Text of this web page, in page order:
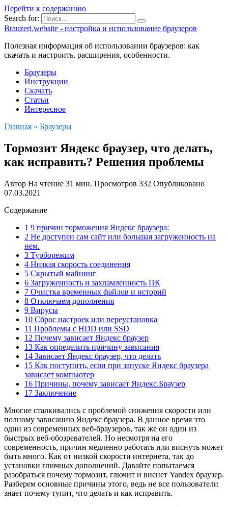
Перейти к содержанию
Search for:
Brauzeri.website - настройка и использование браузеров
Полезная информация об использовании браузеров: как
скачать и настроить, расширения, особенности.
Браузеры
Инструкции
Скачать
Статьи
Интересное
Главная » Браузеры
Тормозит Яндекс браузер, что делать,
как исправить? Решения проблемы
Автор На чтение 31 мин. Просмотров 332 Опубликовано
07.03.2021
Содержание
1 9 причин торможения Яндекс браузера:
2 Не доступен сам сайт или большая загруженность на
нем.
3 Турборежим
4 Низкая скорость соединения
5 Скрытый майнинг
6 Загруженность и захламленность ПК
7 Очистка временных файлов и историй
8 Отключаем дополнения
9 Вирусы
10 Сброс настроек или переустановка
11 Проблемы с HDD или SSD
12 Почему зависает Яндекс браузер
13 Как определить причину зависания
14 Зависает Яндекс браузер, что делать
15 Как поступить, если при запуске Яндекс браузера
зависает компьютер
16 Причины, почему зависает Яндекс.Браузер
17 Заключение
Многие сталкивались с проблемой снижения скорости или
полному зависанию Яндекс браузера. В данное время это
один из современных веб-браузеров, так же он один из
быстрых веб-обозревателей. Но несмотря на его
современность, причин медленно работать или виснуть может
быть много. Как от низкой скорости интернета, так до
установки глючных дополнений. Давайте попытаемся
разобраться почему тормозит, глючит и виснет Yandex браузер.
Разберем основные причины этого, ведь не все пользователи
знает почему тупит, что делать и как исправить.